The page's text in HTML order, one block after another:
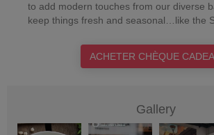
to add modern touches from our diverse
keep things fresh and seasonal…like the
ACHETER CHÈQUE
Gallery